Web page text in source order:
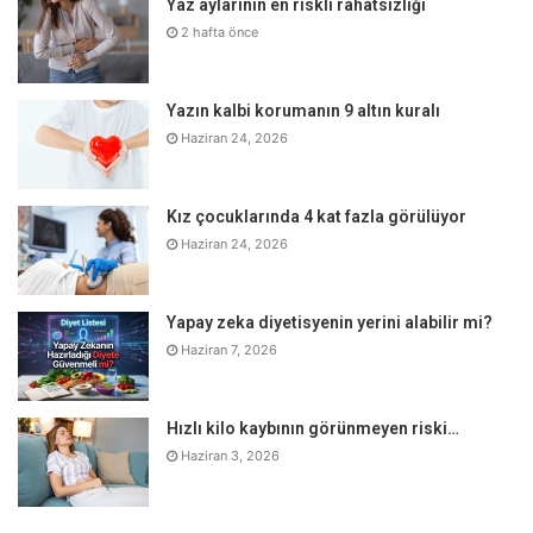
kullanmaktır.”
Alacağınız güneş
Yaz aylarının en riskli rahatsızlığı
2 hafta önce
Yazın kalbi korumanın 9 altın kuralı
Haziran 24, 2026
Kız çocuklarında 4 kat fazla görülüyor
Haziran 24, 2026
Yapay zeka diyetisyenin yerini alabilir mi?
Haziran 7, 2026
Hızlı kilo kaybının görünmeyen riski…
Haziran 3, 2026